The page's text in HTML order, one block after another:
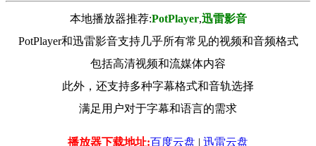
本地播放器推荐:РotРlayer,迅雷影音
PotPlayer和迅雷影音支持几乎所有常见的视频和音频格式
包括高清视频和流媒体内容
此外，还支持多种字幕格式和音轨选择
满足用户对于字幕和语言的需求
播放器下载地址:百度云盘 | 迅雷云盘